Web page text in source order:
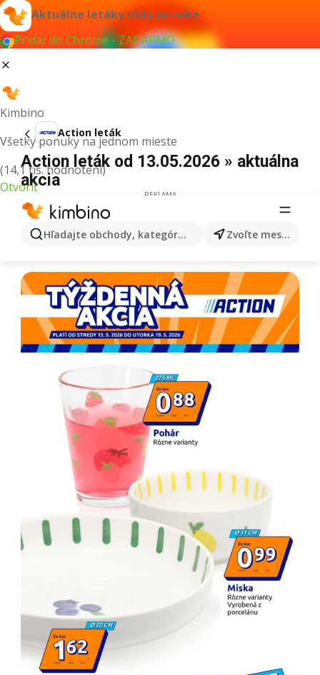
Aktuálne letáky vždy po ruke
Pridať do Chrome - ZADARMO
Kimbino
Všetky ponuky na jednom mieste
(14,1 tis. hodnotení)
Otvoriť
Hľadajte obchody, kategórie, produkty... Zvoľte mesto
Action leták
Action leták od 13.05.2026 » aktuálna
akcia
REKLAMA